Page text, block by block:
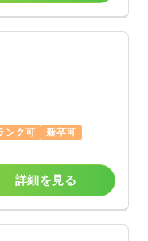
ンク可
新卒可
詳細を見る